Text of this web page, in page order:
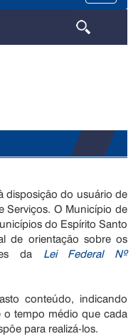
disposição do usuário de
Serviços. O Município de
do Espírito Santo
de orientação sobre os
da Lei Federal Nº
conteúdo, indicando
tempo médio que cada
para realizá-los.